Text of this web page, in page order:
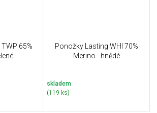
65%
Ponožky Lasting WHI 70%
Merino - hnědé
skladem
(119 ks)